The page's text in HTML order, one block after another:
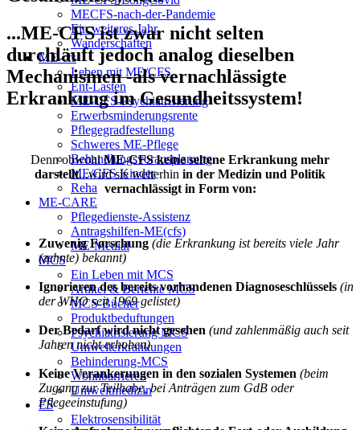
MECFS-nach-der-Pandemie
Ein weiteres Jahr
Wanderschaften
ME-cfs
Leben mit ME/CFS
Ent-Lasten
ME-CFS-Psychiatrisierung
Erwerbsminderungsrente
Pflegegradfestellung
Schweres ME-Pflege
Behandlungsvorausplanung
ME/CFS Kinder
Reha
ME-CARE
Pflegedienste-Assistenz
Antragshilfen-ME(cfs)
ME-Medial
MCS
Ein Leben mit MCS
Artikel & Berichte MCS
MCS-Bücher
Produktbeduftungen
Psychiatrisierung MCS
Umwelterkrankungen
Behinderung-MCS
Wohnbarrieren
Umweltmedizin
ES
Elektrosensibilität
...ME-CFS ist zwar nicht selten
durchläuft jedoch analog dieselben
Mechanismen -als vernachlässigte
Erkrankung im Gesundheitssystem!
Denn obwohlME-CFS keine seltene Erkrankung mehr
darstellt...wird sie weiterhin in der Medizin und Politik
vernachlässigt in Form von:
Zuwenig Forschung (die Erkrankung ist bereits viele Jahr
(zehnte) bekannt)
Ignorieren des bereits vorhandenen Diagnoseschlüssels (in
der WHO seit 1969 gelistet)
Der Bedarf wird nicht gesehen (und zahlenmäßig auch seit
Jahren nicht erhoben)
Keine Verankerungen in den sozialen Systemen (beim
Zugang zur Teilhabe, bei Anträgen zum GdB oder
Pflegeeinstufung)